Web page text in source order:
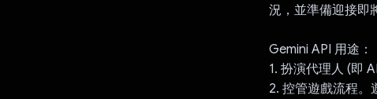
況，並準備迎接即
Gemini API 用途：
1. 扮演代理人 (即
2. 控管遊戲流程。